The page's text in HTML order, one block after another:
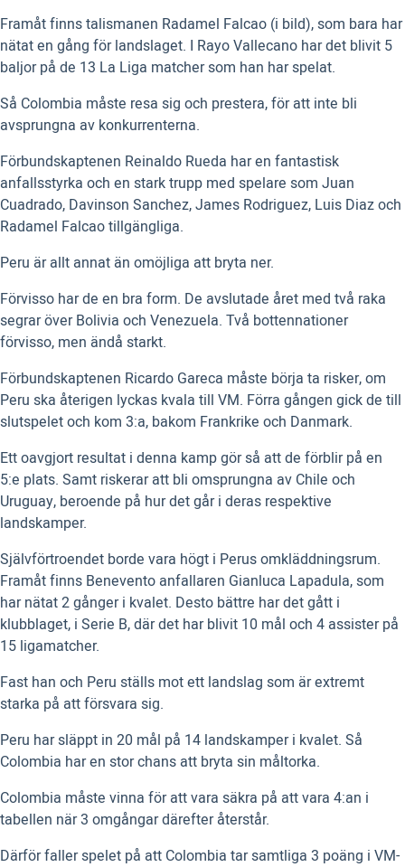
Framåt finns talismanen Radamel Falcao (i bild), som bara har
nätat en gång för landslaget. I Rayo Vallecano har det blivit 5
baljor på de 13 La Liga matcher som han har spelat.
Så Colombia måste resa sig och prestera, för att inte bli
avsprungna av konkurrenterna.
Förbundskaptenen Reinaldo Rueda har en fantastisk
anfallsstyrka och en stark trupp med spelare som Juan
Cuadrado, Davinson Sanchez, James Rodriguez, Luis Diaz och
Radamel Falcao tillgängliga.
Peru är allt annat än omöjliga att bryta ner.
Förvisso har de en bra form. De avslutade året med två raka
segrar över Bolivia och Venezuela. Två bottennationer
förvisso, men ändå starkt.
Förbundskaptenen Ricardo Gareca måste börja ta risker, om
Peru ska återigen lyckas kvala till VM. Förra gången gick de till
slutspelet och kom 3:a, bakom Frankrike och Danmark.
Ett oavgjort resultat i denna kamp gör så att de förblir på en
5:e plats. Samt riskerar att bli omsprungna av Chile och
Uruguay, beroende på hur det går i deras respektive
landskamper.
Självförtroendet borde vara högt i Perus omkläddningsrum.
Framåt finns Benevento anfallaren Gianluca Lapadula, som
har nätat 2 gånger i kvalet. Desto bättre har det gått i
klubblaget, i Serie B, där det har blivit 10 mål och 4 assister på
15 ligamatcher.
Fast han och Peru ställs mot ett landslag som är extremt
starka på att försvara sig.
Peru har släppt in 20 mål på 14 landskamper i kvalet. Så
Colombia har en stor chans att bryta sin måltorka.
Colombia måste vinna för att vara säkra på att vara 4:an i
tabellen när 3 omgångar därefter återstår.
Därför faller spelet på att Colombia tar samtliga 3 poäng i VM-